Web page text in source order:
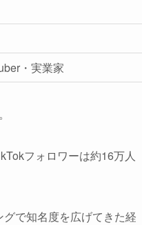
・実業家
フォロワーは約16万人
で知名度を広げてきた経